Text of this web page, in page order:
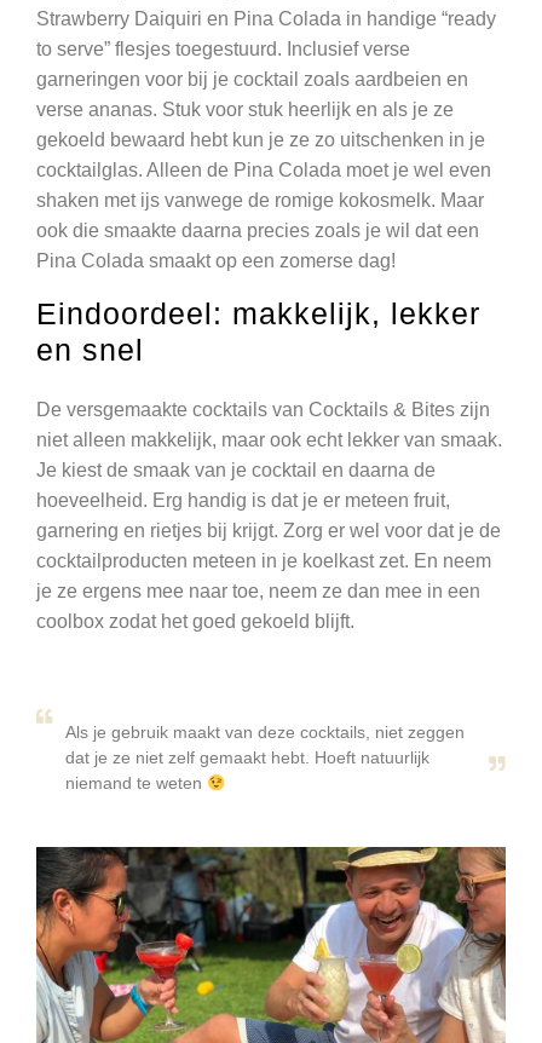
Strawberry Daiquiri en Pina Colada in handige “ready
to serve” flesjes toegestuurd. Inclusief verse
garneringen voor bij je cocktail zoals aardbeien en
verse ananas. Stuk voor stuk heerlijk en als je ze
gekoeld bewaard hebt kun je ze zo uitschenken in je
cocktailglas. Alleen de Pina Colada moet je wel even
shaken met ijs vanwege de romige kokosmelk. Maar
ook die smaakte daarna precies zoals je wil dat een
Pina Colada smaakt op een zomerse dag!
Eindoordeel: makkelijk, lekker
en snel
De versgemaakte cocktails van Cocktails & Bites zijn
niet alleen makkelijk, maar ook echt lekker van smaak.
Je kiest de smaak van je cocktail en daarna de
hoeveelheid. Erg handig is dat je er meteen fruit,
garnering en rietjes bij krijgt. Zorg er wel voor dat je de
cocktailproducten meteen in je koelkast zet. En neem
je ze ergens mee naar toe, neem ze dan mee in een
coolbox zodat het goed gekoeld blijft.
Als je gebruik maakt van deze cocktails, niet zeggen
dat je ze niet zelf gemaakt hebt. Hoeft natuurlijk
niemand te weten